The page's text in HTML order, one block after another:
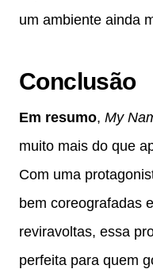
um ambiente ainda
Conclusão
Em resumo, My
muito mais do que
Com uma
bem coreografadas
reviravoltas, essa
perfeita para quem